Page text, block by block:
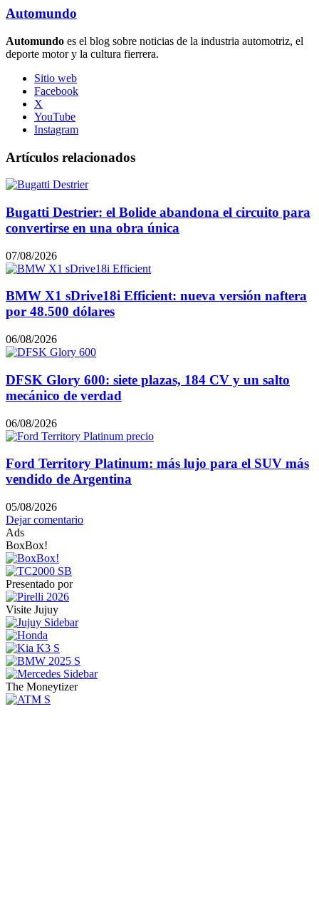
Automundo
Automundo es el blog sobre noticias de la industria automotriz, el
deporte motor y la cultura fierrera.
Sitio web
Facebook
X
YouTube
Instagram
Artículos relacionados
Bugatti Destrier: el Bolide abandona el circuito para
convertirse en una obra única
07/08/2026
BMW X1 sDrive18i Efficient: nueva versión naftera
por 48.500 dólares
06/08/2026
DFSK Glory 600: siete plazas, 184 CV y un salto
mecánico de verdad
06/08/2026
Ford Territory Platinum: más lujo para el SUV más
vendido de Argentina
05/08/2026
Dejar comentario
Ads
BoxBox!
Presentado por
Visite Jujuy
The Moneytizer